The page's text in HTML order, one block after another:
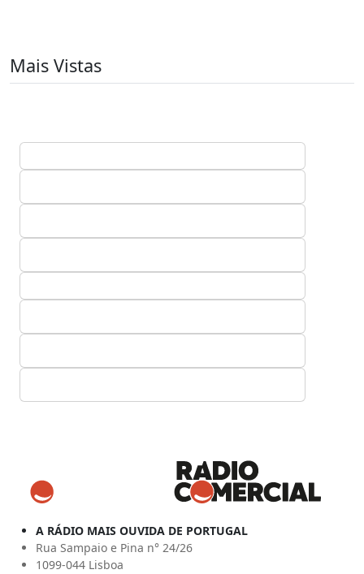
Mais Vistas
A RÁDIO MAIS OUVIDA DE PORTUGAL
Rua Sampaio e Pina n° 24/26
1099-044 Lisboa